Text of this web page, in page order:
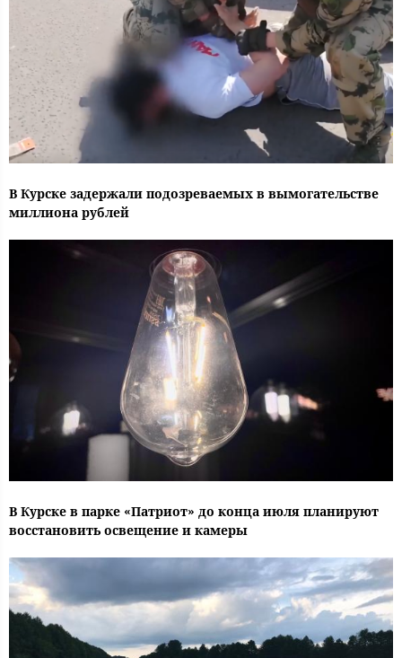
В Курске задержали подозреваемых в вымогательстве
миллиона рублей
В Курске в парке «Патриот» до конца июля планируют
восстановить освещение и камеры